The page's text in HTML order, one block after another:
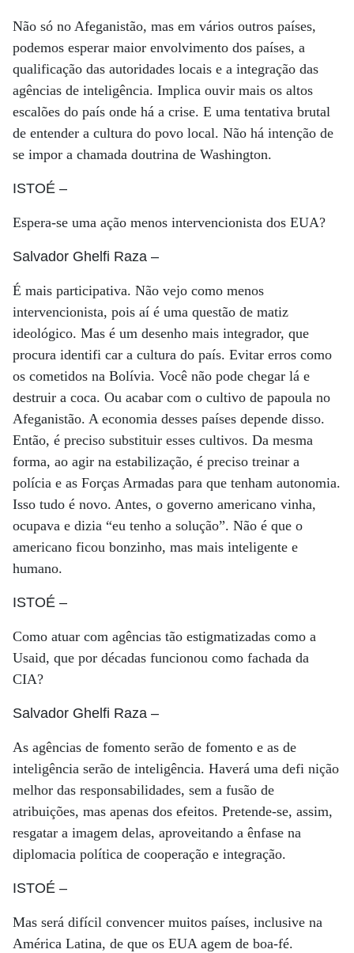
Não só no Afeganistão, mas em vários outros países,
podemos esperar maior envolvimento dos países, a
qualificação das autoridades locais e a integração das
agências de inteligência. Implica ouvir mais os altos
escalões do país onde há a crise. E uma tentativa brutal
de entender a cultura do povo local. Não há intenção de
se impor a chamada doutrina de Washington.
ISTOÉ –
Espera-se uma ação menos intervencionista dos EUA?
Salvador Ghelfi Raza –
É mais participativa. Não vejo como menos
intervencionista, pois aí é uma questão de matiz
ideológico. Mas é um desenho mais integrador, que
procura identifi car a cultura do país. Evitar erros como
os cometidos na Bolívia. Você não pode chegar lá e
destruir a coca. Ou acabar com o cultivo de papoula no
Afeganistão. A economia desses países depende disso.
Então, é preciso substituir esses cultivos. Da mesma
forma, ao agir na estabilização, é preciso treinar a
polícia e as Forças Armadas para que tenham autonomia.
Isso tudo é novo. Antes, o governo americano vinha,
ocupava e dizia “eu tenho a solução”. Não é que o
americano ficou bonzinho, mas mais inteligente e
humano.
ISTOÉ –
Como atuar com agências tão estigmatizadas como a
Usaid, que por décadas funcionou como fachada da
CIA?
Salvador Ghelfi Raza –
As agências de fomento serão de fomento e as de
inteligência serão de inteligência. Haverá uma defi nição
melhor das responsabilidades, sem a fusão de
atribuições, mas apenas dos efeitos. Pretende-se, assim,
resgatar a imagem delas, aproveitando a ênfase na
diplomacia política de cooperação e integração.
ISTOÉ –
Mas será difícil convencer muitos países, inclusive na
América Latina, de que os EUA agem de boa-fé.